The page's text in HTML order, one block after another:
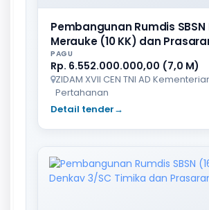
Pembangunan Rumdis
Merauke (10 KK) dan
PAGU
Rp. 6.552.000.000,00 (7,0 M)
ZIDAM XVII CEN TNI AD
Pertahanan
Detail tender→